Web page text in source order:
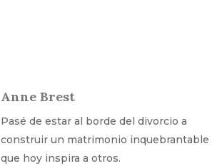
Anne Brest
Pasé de estar al borde del divorcio a
construir un matrimonio inquebrantable
que hoy inspira a otros.